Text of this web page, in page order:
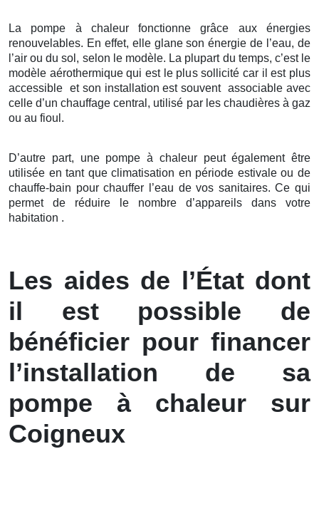
La pompe à chaleur fonctionne grâce aux énergies
renouvelables. En effet, elle glane son énergie de l’eau, de
l’air ou du sol, selon le modèle. La plupart du temps, c’est le
modèle aérothermique qui est le plus sollicité car il est plus
accessible et son installation est souvent associable avec
celle d’un chauffage central, utilisé par les chaudières à gaz
ou au fioul.
D’autre part, une pompe à chaleur peut également être
utilisée en tant que climatisation en période estivale ou de
chauffe-bain pour chauffer l’eau de vos sanitaires. Ce qui
permet de réduire le nombre d’appareils dans votre
habitation .
Les aides de l’État dont
il est possible de
bénéficier pour financer
l’installation de sa
pompe à chaleur sur
Coigneux